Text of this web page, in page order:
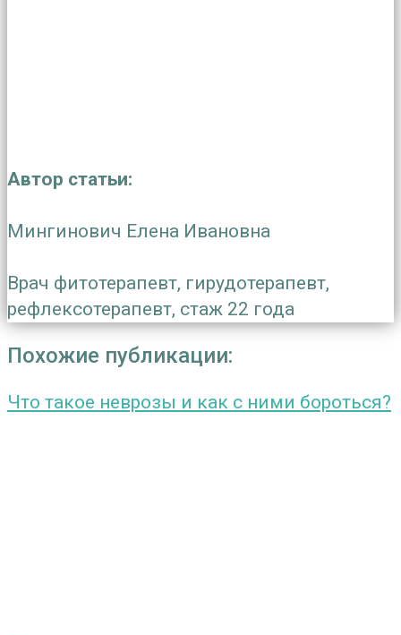
Автор статьи:
Мингинович Елена Ивановна
Врач фитотерапевт, гирудотерапевт,
рефлексотерапевт, стаж 22 года
Похожие публикации:
Что такое неврозы и как с ними бороться?